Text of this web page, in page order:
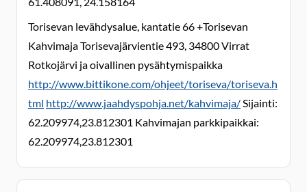
Torisevan levähdysalue, kantatie 66 +Torisevan
Kahvimaja Torisevajärvientie 493, 34800 Virrat
Rotkojärvi ja oivallinen pysähtymispaikka
http://www.bittikone.com/ohjeet/toriseva/toriseva.h
tml http://www.jaahdyspohja.net/kahvimaja/Sijainti:
62.209974,23.812301 Kahvimajan parkkipaikkai:
62.209974,23.812301